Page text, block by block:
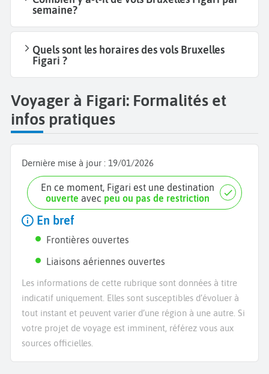
semaine?
Quels sont les horaires des vols Bruxelles
Figari ?
Voyager à Figari: Formalités et
infos pratiques
Dernière mise à jour : 19/01/2026
En ce moment, Figari est une destination
ouverte avec peu ou pas de restriction
En bref
Frontières ouvertes
Liaisons aériennes ouvertes
Les informations de cette rubrique sont données à titre
indicatif uniquement. Elles sont susceptibles d’évoluer à
tout instant et peuvent varier d’une région à une autre. Si
votre projet de voyage est imminent, référez vous aux
sources officielles.